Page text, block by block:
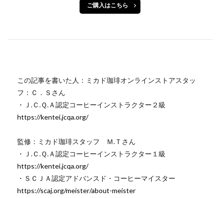
ご購入はこちら
この記事を書いた人：ミカド珈琲オンラインストアスタッ
フ：Ｃ．Ｓさん
・Ｊ.Ｃ.Ｑ.Ａ認定コーヒーインストラクター２級
https://kentei.jcqa.org/
監修：ミカド珈琲スタッフ Ｍ.Ｔさん
・Ｊ.Ｃ.Ｑ.Ａ認定コーヒーインストラクター１級
https://kentei.jcqa.org/
・ＳＣＪＡ認定アドバンスド・コーヒーマイスター
https://scaj.org/meister/about-meister